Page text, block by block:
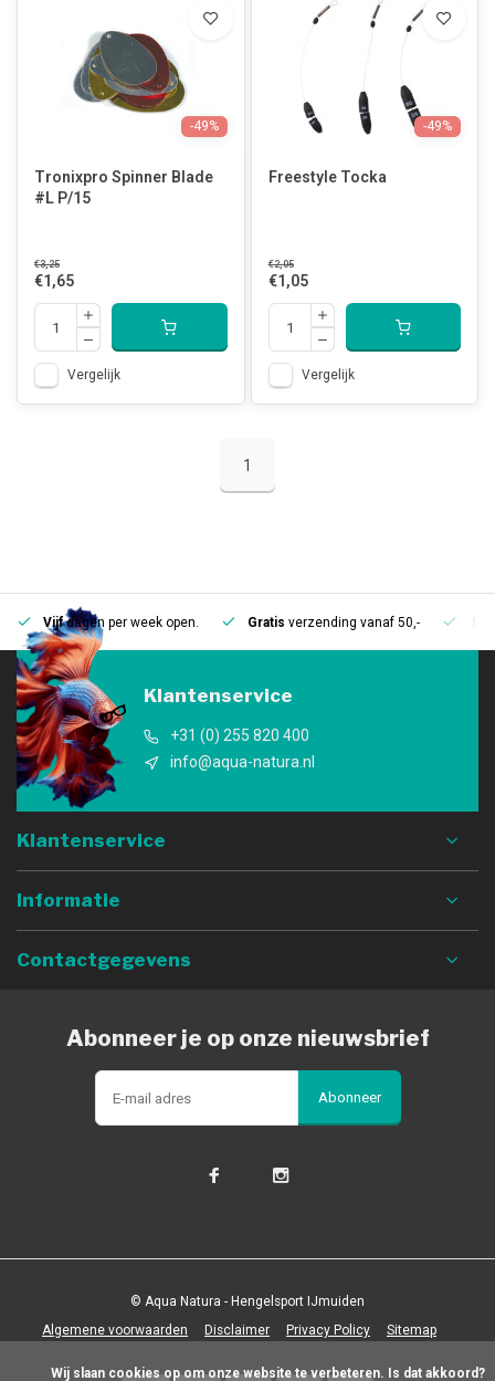
-49%
Tronixpro Spinner Blade
#L P/15
€3,25
€1,65
Vergelijk
-49%
Freestyle Tocka
€2,05
€1,05
Vergelijk
1
Vijfdagen per week open. Gratis verzending vanaf 50,-
Klantenservice
+31 (0) 255 820 400
info@aqua-natura.nl
Klantenservice
Informatie
Contactgegevens
Abonneer je op onze nieuwsbrief
Abonneer
Algemene voorwaarden Disclaimer Privacy Policy Sitemap
© Aqua Natura - Hengelsport IJmuiden